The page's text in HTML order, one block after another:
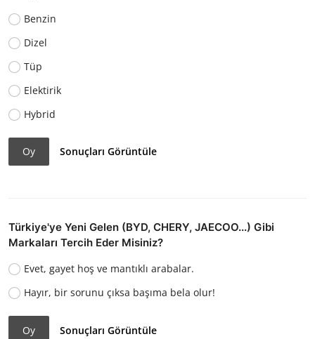
Benzin
Dizel
Tüp
Elektirik
Hybrid
Oy Sonuçları Görüntüle
Türkiye'ye Yeni Gelen (BYD, CHERY, JAECOO...) Gibi
Markaları Tercih Eder Misiniz?
Evet, gayet hoş ve mantıklı arabalar.
Hayır, bir sorunu çıksa başıma bela olur!
Oy Sonuçları Görüntüle